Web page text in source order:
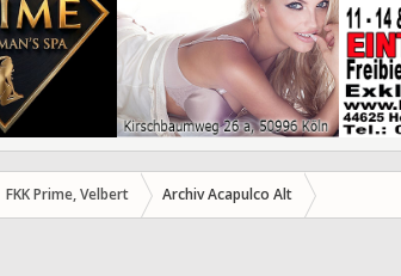
FKK Prime, Velbert Archiv Acapulco Alt